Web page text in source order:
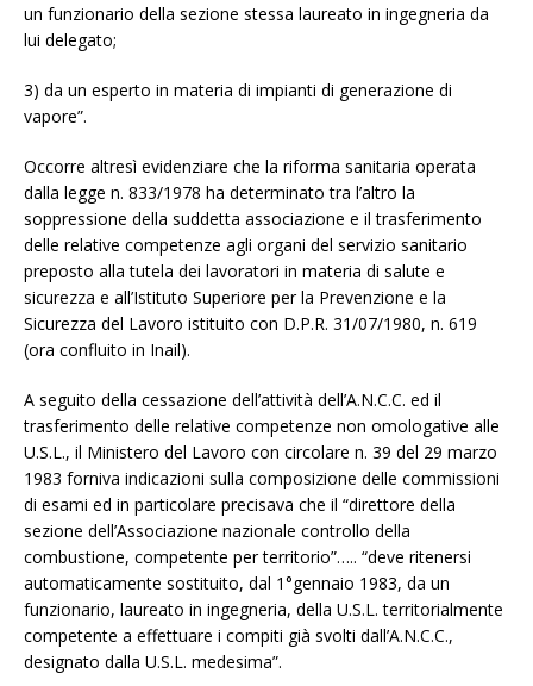
un funzionario della sezione stessa laureato in ingegneria da
lui delegato;
3) da un esperto in materia di impianti di generazione di
vapore”.
Occorre altresì evidenziare che la riforma sanitaria operata
dalla legge n. 833/1978 ha determinato tra l’altro la
soppressione della suddetta associazione e il trasferimento
delle relative competenze agli organi del servizio sanitario
preposto alla tutela dei lavoratori in materia di salute e
sicurezza e all’Istituto Superiore per la Prevenzione e la
Sicurezza del Lavoro istituito con D.P.R. 31/07/1980, n. 619
(ora confluito in Inail).
A seguito della cessazione dell’attività dell’A.N.C.C. ed il
trasferimento delle relative competenze non omologative alle
U.S.L., il Ministero del Lavoro con circolare n. 39 del 29 marzo
1983 forniva indicazioni sulla composizione delle commissioni
di esami ed in particolare precisava che il “direttore della
sezione dell’Associazione nazionale controllo della
combustione, competente per territorio”….. “deve ritenersi
automaticamente sostituito, dal 1°gennaio 1983, da un
funzionario, laureato in ingegneria, della U.S.L. territorialmente
competente a effettuare i compiti già svolti dall’A.N.C.C.,
designato dalla U.S.L. medesima”.